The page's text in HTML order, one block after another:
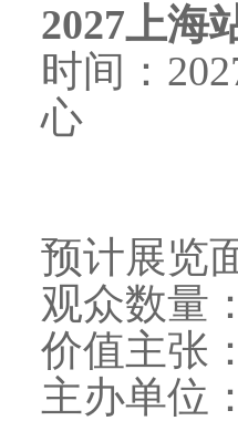
2027上海
时间：
心
预计展览
观众数量
价值主张
主办单位